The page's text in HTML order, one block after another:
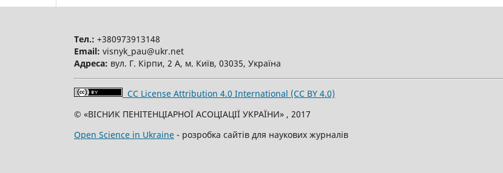
Тел.: +380973913148
Email: visnyk_pau@ukr.net
Адреса: вул. Г. Кірпи, 2 А, м. Київ, 03035, Україна
CC License Attribution 4.0 International (CC BY 4.0)
© «ВІСНИК ПЕНІТЕНЦІАРНОЇ АСОЦІАЦІЇ УКРАЇНИ» , 2017
Open Science in Ukraine - розробка сайтів для наукових журналів